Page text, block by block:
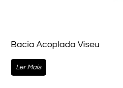
Bacia Acoplada Viseu
Ler Mais